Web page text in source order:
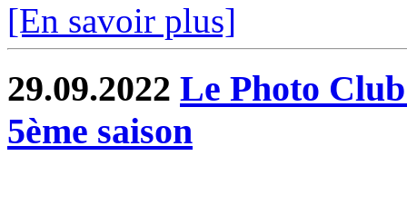
[En savoir plus]
29.09.2022 Le Photo
5ème saison